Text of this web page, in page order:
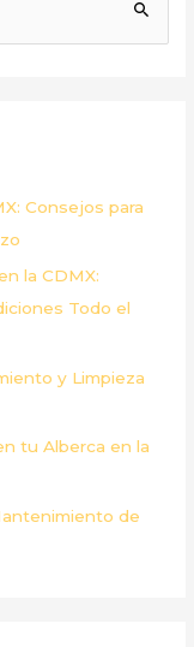
Consejos para
la CDMX:
Todo el
y Limpieza
tu Alberca en la
de